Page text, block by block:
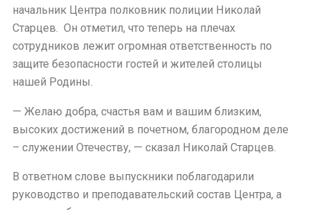
начальник Центра полковник полиции Николай
Старцев. Он отметил, что теперь на плечах
сотрудников лежит огромная ответственность по
защите безопасности гостей и жителей столицы
нашей Родины.
— Желаю добра, счастья вам и вашим близким,
высоких достижений в почетном, благородном деле
– служении Отечеству, — сказал Николай Старцев.
В ответном слове выпускники поблагодарили
руководство и преподавательский состав Центра, а